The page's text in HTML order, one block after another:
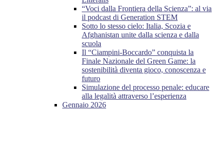
“Voci dalla Frontiera della Scienza”: al via
il podcast di Generation STEM
Sotto lo stesso cielo: Italia, Scozia e
Afghanistan unite dalla scienza e dalla
scuola
Il “Ciampini-Boccardo” conquista la
Finale Nazionale del Green Game: la
sostenibilità diventa gioco, conoscenza e
futuro
Simulazione del processo penale: educare
alla legalità attraverso l’esperienza
Gennaio 2026